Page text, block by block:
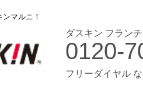
マルニ！
ダスキン フラン
0120-
フリーダイヤル